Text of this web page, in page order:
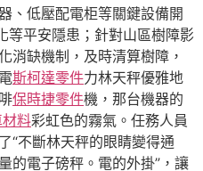
、低壓配電柜等關鍵設備開
等平安隱患；針對山區樹障影
消缺機制，及時清算樹障，
斯柯達零件力林天秤優雅地
保時捷零件機，那台機器的
料彩虹色的霧氣。任務人員
“不斷林天秤的眼睛變得通
的電子磅秤。電的外掛”，讓